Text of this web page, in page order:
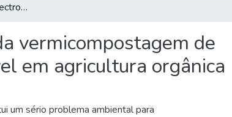
Estudo químico e espectroscópico da dinâmica da vermicompostagem de resíduos agroindustriais para manejo sustentável em agricultura orgânica
vermicompostagem de
em agricultura orgânica
um sério problema ambiental para